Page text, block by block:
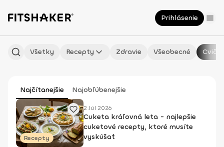
Prihlásenie
Všetky Recepty Zdravie Všeobecné
Najčítanejšie Najobľúbenejšie
Recepty
2 Júl 2026
Cuketa kráľovná leta - najlepšie
cuketové recepty, ktoré musíte
vyskúšať